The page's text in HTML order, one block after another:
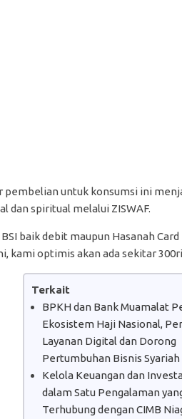
untuk konsumsi ini
dan spiritual melalui ZISWAF.
baik debit maupun Hasanah
kami optimis akan ada sekitar
Terkait
BPKH dan Bank Muamalat
Ekosistem Haji Nasional,
Layanan Digital dan Dorong
Pertumbuhan Bisnis Syariah
Kelola Keuangan dan
dalam Satu Pengalaman
Terhubung dengan CIMB